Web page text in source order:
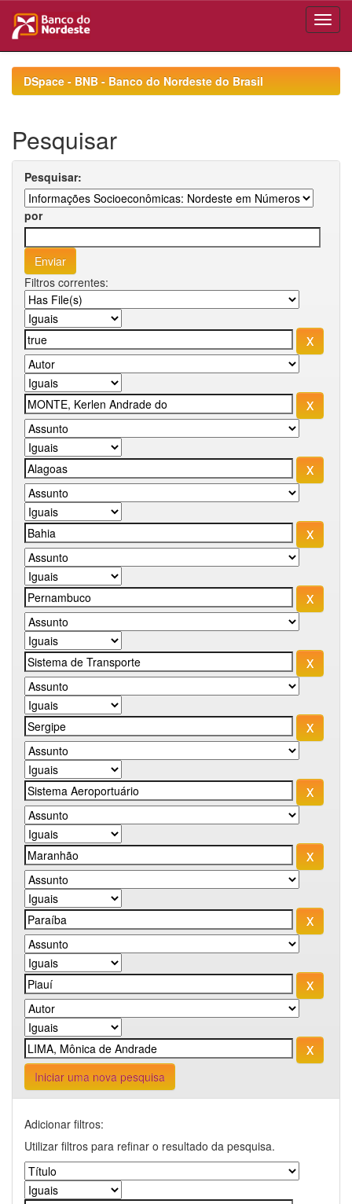
navigationDSpace - BNB - Banco do Nordeste do Brasil
Pesquisar
Pesquisar:
por
Filtros correntes:
Iniciar uma nova pesquisa
Adicionar filtros:
Utilizar filtros para refinar o resultado da pesquisa.